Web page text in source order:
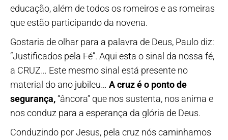
educação, além de todos os romeiros e as romeiras
que estão participando da novena.
Gostaria de olhar para a palavra de Deus, Paulo diz:
“Justificados pela Fé”. Aqui esta o sinal da nossa fé,
a CRUZ… Este mesmo sinal está presente no
material do ano jubileu… A cruz é o ponto de
segurança,“âncora” que nos sustenta, nos anima e
nos conduz para a esperança da glória de Deus.
Conduzindo por Jesus, pela cruz nós caminhamos